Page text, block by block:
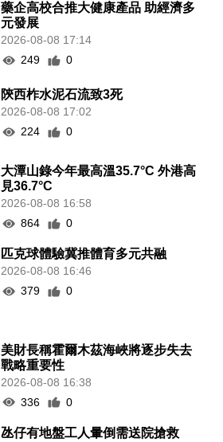
藥企高校合推大健康產品 助經濟多
元發展
2026-08-08 17:14
249
0
陝西柞水泥石流致3死
2026-08-08 17:02
224
0
大潭山錄今年最高溫35.7°C 外港高
見36.7°C
2026-08-08 16:58
864
0
匹克球體驗冀推體育多元共融
2026-08-08 16:46
379
0
美財長稱霍爾木茲海峽將逐步失去
戰略重要性
2026-08-08 16:38
336
0
氹仔有地盤工人暈倒需送院搶救